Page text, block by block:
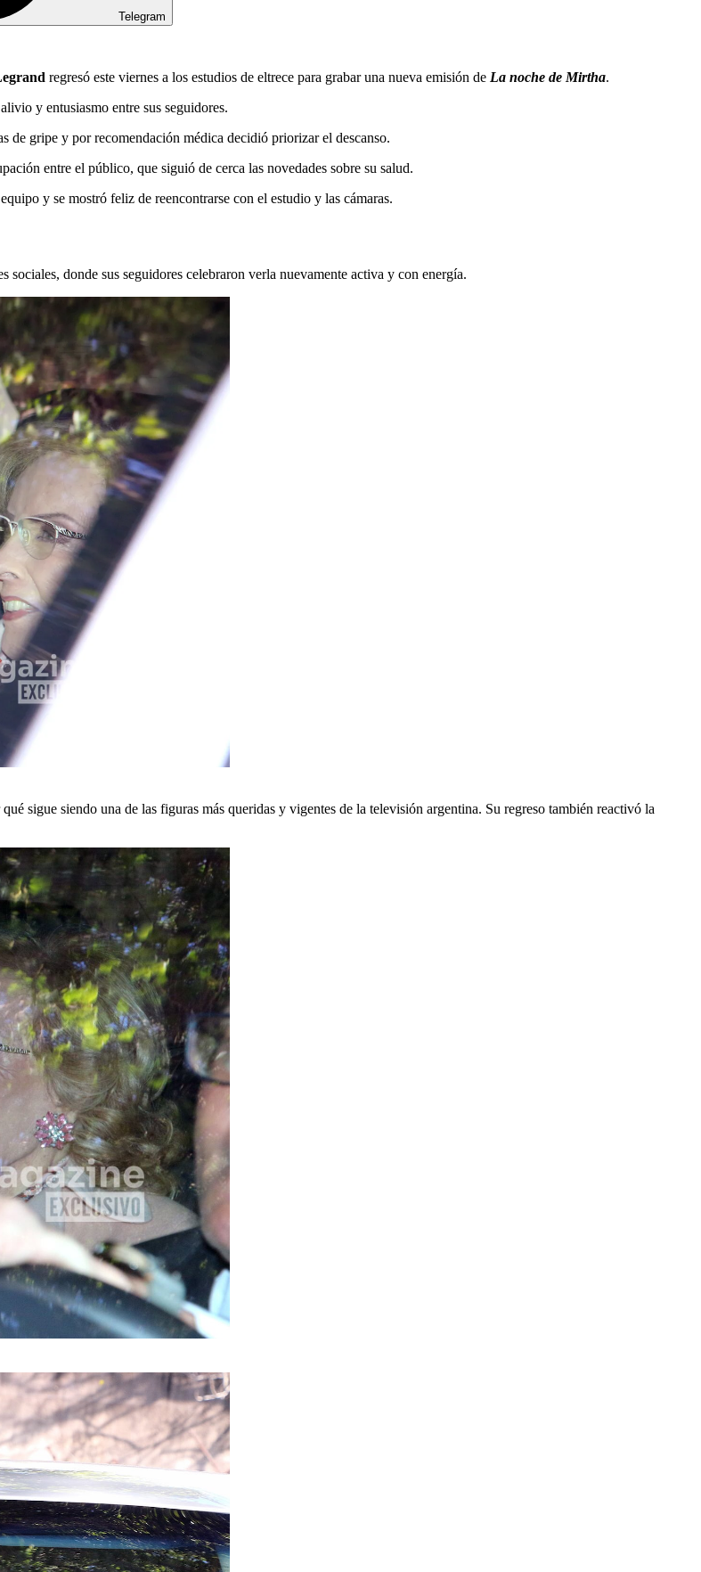
Telegram
regresó este viernes a los estudios de eltrece para grabar una nueva emisión de La noche de Mirtha.
y entusiasmo entre sus seguidores.
de gripe y por recomendación médica decidió priorizar el descanso.
entre el público, que siguió de cerca las novedades sobre su salud.
y se mostró feliz de reencontrarse con el estudio y las cámaras.
donde sus seguidores celebraron verla nuevamente activa y con energía.
sigue siendo una de las figuras más queridas y vigentes de la televisión argentina. Su regreso también reactivó la